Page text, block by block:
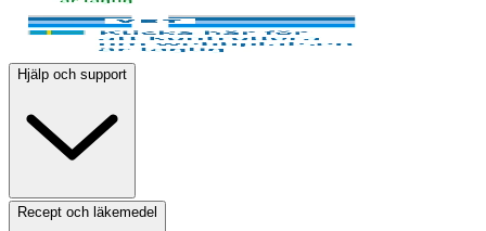
Hjälp och support
Recept och läkemedel